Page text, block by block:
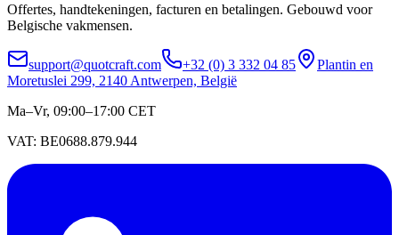
Offertes, handtekeningen, facturen en betalingen. Gebouwd voor
Belgische vakmensen.
support@quotcraft.com +32 (0) 3 332 04 85
Plantin en
Moretuslei 299, 2140 Antwerpen, België
Ma–Vr, 09:00–17:00 CET
VAT: BE0688.879.944